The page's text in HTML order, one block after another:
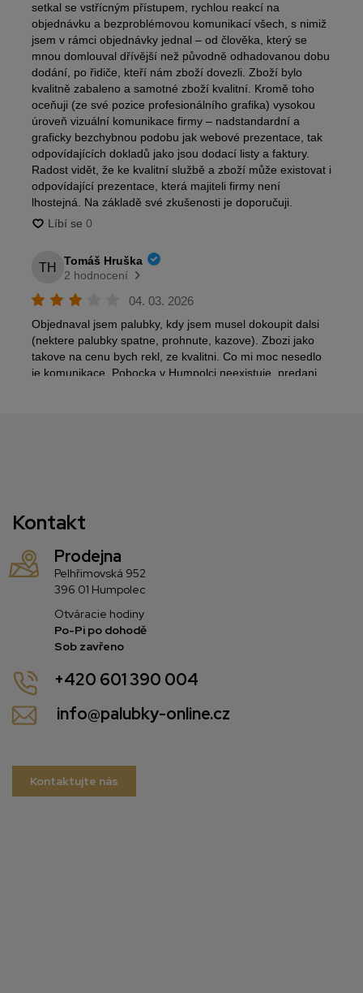
Kontakt
Prodejna
Pelhřimovská 952
396 01 Humpolec
Otváracie hodiny
Po-Pi po dohodě
Sob zavřeno
+420 601 390 004
info@palubky-online.cz
Kontaktujte nás